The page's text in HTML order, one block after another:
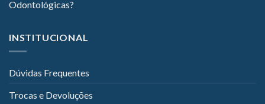
Odontológicas?
INSTITUCIONAL
Dúvidas Frequentes
Trocas e Devoluções